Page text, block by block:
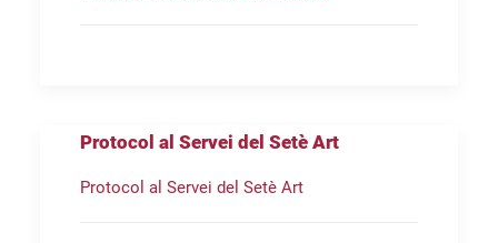
Protocol al Servei del Setè Art
Protocol al Servei del Setè Art